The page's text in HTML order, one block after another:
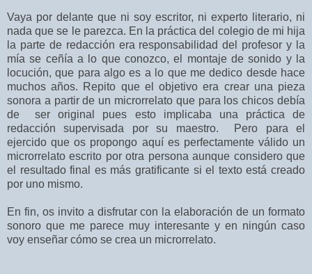
Vaya por delante que ni soy escritor, ni experto literario, ni
nada que se le parezca. En la práctica del colegio de mi hija
la parte de redacción era responsabilidad del profesor y la
mía se ceñía a lo que conozco, el montaje de sonido y la
locución, que para algo es a lo que me dedico desde hace
muchos años. Repito que el objetivo era crear una pieza
sonora a partir de un microrrelato que para los chicos debía
de ser original pues esto implicaba una práctica de
redacción supervisada por su maestro. Pero para el
ejercido que os propongo aquí es perfectamente válido un
microrrelato escrito por otra persona aunque considero que
el resultado final es más gratificante si el texto está creado
por uno mismo.
En fin, os invito a disfrutar con la elaboración de un formato
sonoro que me parece muy interesante y en ningún caso
voy enseñar cómo se crea un microrrelato.